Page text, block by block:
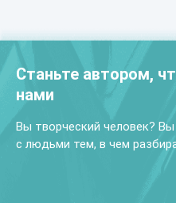
Станьте автором,
нами
Вы творческий человек?
с людьми тем, в чем